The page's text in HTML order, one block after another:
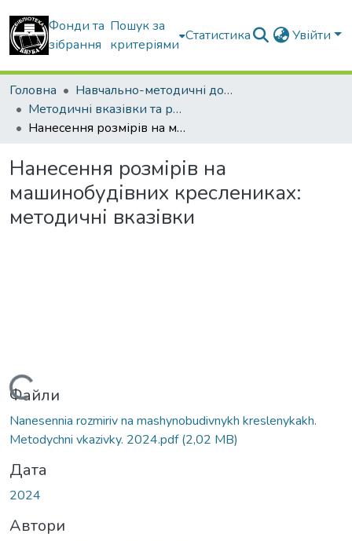
Фонди та
зібрання
Пошук за
критеріями
Статистика Увійти
Головна
Навчально-методичні документи
Методичні вказівки та рекомендації
Нанесення розмірів на машинобудівних креслениках: методичні вказівки
Нанесення розмірів на
машинобудівних креслениках:
методичні вказівки
Вантажиться...
Файли
Nanesennia rozmiriv na mashynobudivnykh kreslenykakh.
Metodychni vkazivky. 2024.pdf(2,02 MB)
Дата
2024
Автори